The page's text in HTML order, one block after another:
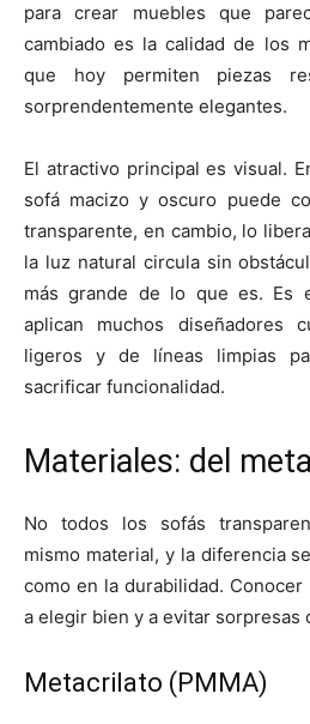
para crear muebles que
cambiado es la calidad de los
que hoy permiten piezas
sorprendentemente elegantes.
El atractivo principal es visual.
sofá macizo y oscuro puede
transparente, en cambio, lo
la luz natural circula sin
más grande de lo que es. Es
aplican muchos diseñadores
ligeros y de líneas limpias
sacrificar funcionalidad.
Materiales: del
No todos los sofás
mismo material, y la diferencia
como en la durabilidad.
a elegir bien y a evitar sorpresas
Metacrilato (PMMA)